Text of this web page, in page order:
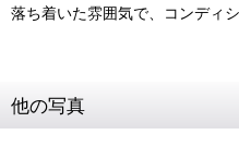
落ち着いた雰囲気で、コンディ
他の写真